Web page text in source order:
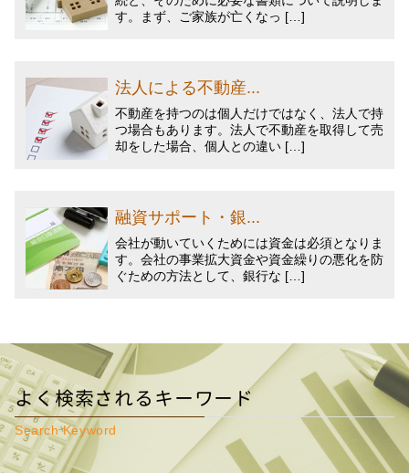
す。まず、ご家族が亡くなっ […]
法人による不動産...
不動産を持つのは個人だけではなく、法人で持
つ場合もあります。法人で不動産を取得して売
却をした場合、個人との違い […]
融資サポート・銀...
会社が動いていくためには資金は必須となりま
す。会社の事業拡大資金や資金繰りの悪化を防
ぐための方法として、銀行な […]
よく検索されるキーワード
Search Keyword